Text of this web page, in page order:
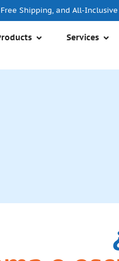
Shipping, and All-
Services